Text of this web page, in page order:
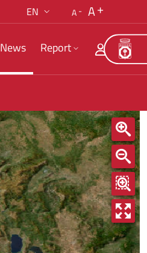
EN A A
News Report